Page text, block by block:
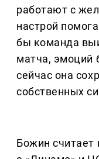
работают с
настрой
бы команда
матча, эмоций
сейчас она
собственных
Божин считает